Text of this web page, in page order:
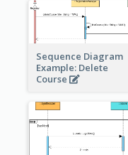
Sequence Diagram
Example: Delete
Course